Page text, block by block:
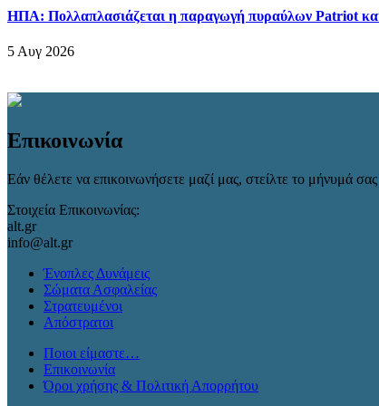
ΗΠΑ: Πολλαπλασιάζεται η παραγωγή πυραύλων Patriot
5 Αυγ 2026
Επικοινωνία
Εάν θέλετε να επικοινωνήσετε μαζί μας, στείλτε το μήνυμά
Στοιχεία Επικοινωνίας:
alt.gr
info@alt.gr
Ένοπλες Δυνάμεις
Σώματα Ασφαλείας
Στρατευμένοι
Απόστρατοι
Ποιοι είμαστε…
Επικοινωνία
Όροι χρήσης & Πολιτική Απορρήτου